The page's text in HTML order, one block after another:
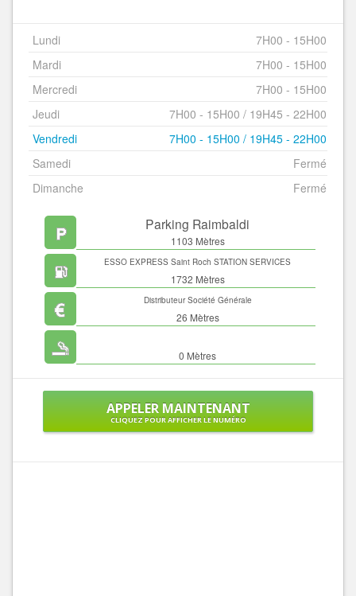
Lundi
7H00 - 15H00
Mardi
7H00 - 15H00
Mercredi
7H00 - 15H00
Jeudi
7H00 - 15H00 / 19H45 - 22H00
Vendredi
7H00 - 15H00 / 19H45 - 22H00
Samedi
Fermé
Dimanche
Fermé
Parking Raimbaldi
1103 Mètres
ESSO EXPRESS Saint Roch STATION SERVICES
1732 Mètres
Distributeur Société Générale
26 Mètres
0 Mètres
APPELER MAINTENANT
CLIQUEZ POUR AFFICHER LE NUMÉRO